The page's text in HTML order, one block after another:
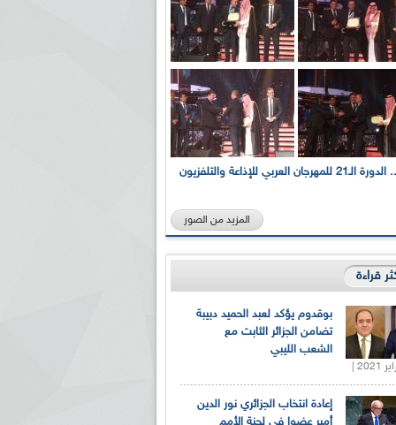
بالصور... الدورة الـ21 للمهرجان العربي للإذاعة والتلفزيون
المزيد من الصور
قراءة
بوقدوم يؤكد لعبد الحميد دبيبة
تضامن الجزائر الثابت مع
الشعب الليبي
إعادة انتخاب الجزائري نور الدين